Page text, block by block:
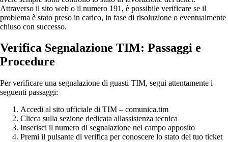
Attraverso il sito web o il numero 191, è possibile verificare se il
problema è stato preso in carico, in fase di risoluzione o eventualmente
chiuso con successo.
Verifica Segnalazione TIM: Passaggi e
Procedure
Per verificare una segnalazione di guasti TIM, segui attentamente i
seguenti passaggi:
Accedi al sito ufficiale di TIM – comunica.tim
Clicca sulla sezione dedicata allassistenza tecnica
Inserisci il numero di segnalazione nel campo apposito
Premi il pulsante di verifica per conoscere lo stato del tuo ticket